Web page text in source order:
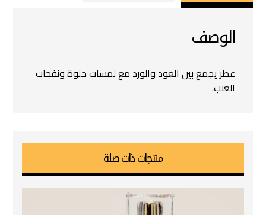
الوصف
عطر يجمع بين العود والورد مع لمسات حلوة ونفحات
العنب.
منتجات ذات صلة